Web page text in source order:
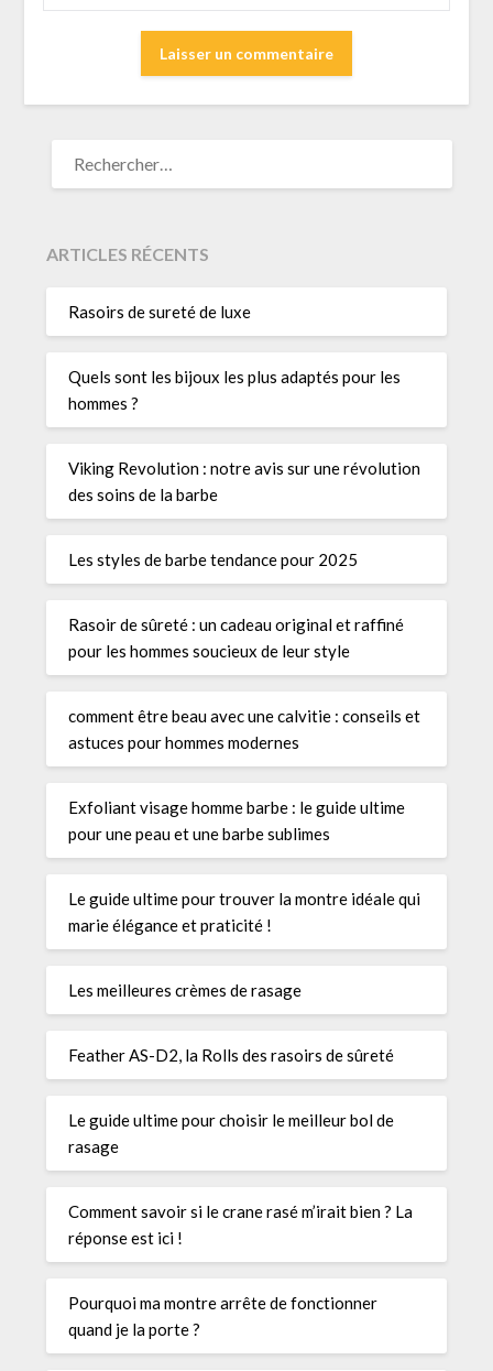
ARTICLES RÉCENTS
Rasoirs de sureté de luxe
Quels sont les bijoux les plus adaptés pour les
hommes ?
Viking Revolution : notre avis sur une révolution
des soins de la barbe
Les styles de barbe tendance pour 2025
Rasoir de sûreté : un cadeau original et raffiné
pour les hommes soucieux de leur style
comment être beau avec une calvitie : conseils et
astuces pour hommes modernes
Exfoliant visage homme barbe : le guide ultime
pour une peau et une barbe sublimes
Le guide ultime pour trouver la montre idéale qui
marie élégance et praticité !
Les meilleures crèmes de rasage
Feather AS-D2, la Rolls des rasoirs de sûreté
Le guide ultime pour choisir le meilleur bol de
rasage
Comment savoir si le crane rasé m’irait bien ? La
réponse est ici !
Pourquoi ma montre arrête de fonctionner
quand je la porte ?